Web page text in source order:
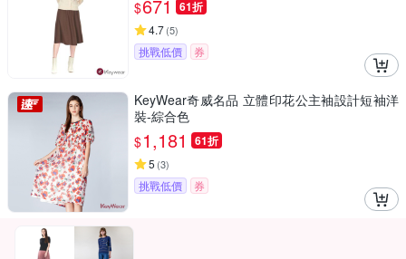
$671 61折
4.7(5)
挑戰低價 券
KeyWear奇威名品 立體印花公主袖設計短袖洋
裝-綜合色
$1,181 61折
5 (3)
挑戰低價 券